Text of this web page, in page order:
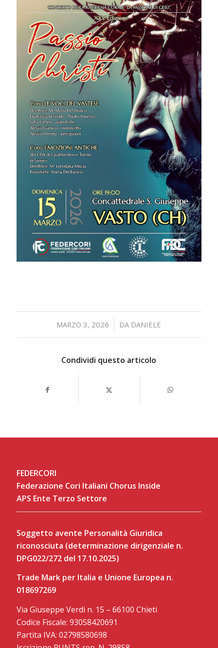
MARZO 3, 2026
/ DA DANIELE
Condividi questo articolo
FEDERCORI
Federazione Cori Italiani Chorus Inside
APS Ente Terzo Settore
Soggetto avente Personalità Giuridica
riconosciuta (determinazione dirigenziale n.
DPG022/272 del 17.10.2025)
Trade Mark per Italia e Unione Europea n.
018697269
Via Giuseppe Verdi n. 15 – 66100 Chieti
Codice Fiscale: 93058420691
Partita IVA: 02798580698